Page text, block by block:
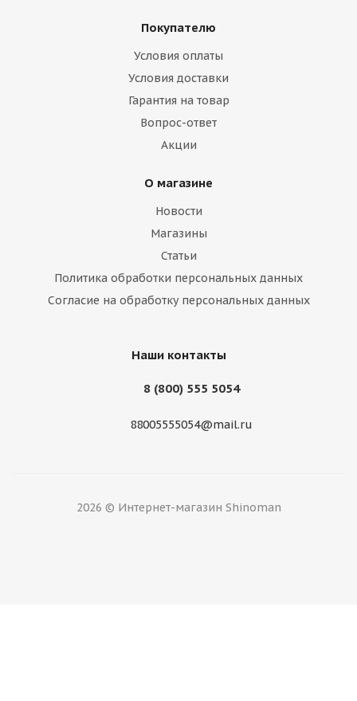
Покупателю
Условия оплаты
Условия доставки
Гарантия на товар
Вопрос-ответ
Акции
О магазине
Новости
Магазины
Статьи
Политика обработки персональных данных
Согласие на обработку персональных данных
Наши контакты
8 (800) 555 5054
88005555054@mail.ru
2026 © Интернет-магазин Shinoman